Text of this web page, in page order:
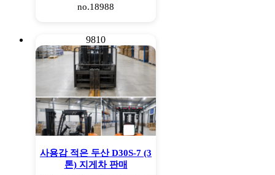
no.18988
9810
사용감 적은 두산 D30S-7 (3
톤) 지게차 판매